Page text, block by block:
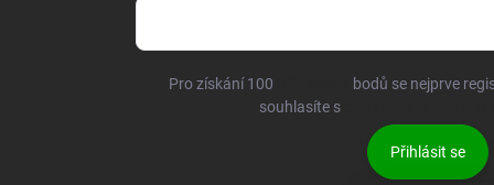
Pro získání 100 bodů se nejprve
souhlasíte s
Přihlásit se